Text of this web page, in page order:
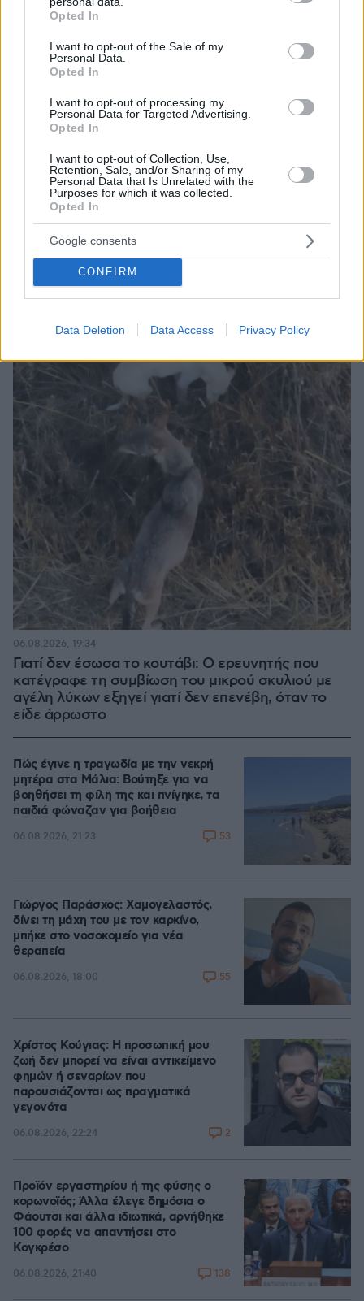
grant or deny consent to Google and its third-party tags to
use your data for below specified purposes in below Google
consent section.
Opted In
I want to opt-out of the Sale of my
Personal Data.
Opted In
I want to opt-out of processing my
Personal Data for Targeted Advertising.
Opted In
I want to opt-out of Collection, Use,
Retention, Sale, and/or Sharing of my
Personal Data that Is Unrelated with the
Purposes for which it was collected.
Opted In
Google consents
CONFIRM
Data Deletion Data Access Privacy Policy
Στη ΓΑΔΑ κρατείται η 46χρονη που κατηγορείται
για την επίθεση στη Marfin, δείτε βίντεο και
φωτογραφίες
06.08.2026, 23:17
Γιατί δεν έσωσα το κουτάβι: Ο ερευνητής που
κατέγραφε τη συμβίωση του μικρού σκυλιού με
αγέλη λύκων εξηγεί γιατί δεν επενέβη, όταν το
είδε άρρωστο
06.08.2026, 19:34
Πώς έγινε η τραγωδία με την νεκρή
μητέρα στα Μάλια: Βούτηξε για να
βοηθήσει τη φίλη της και πνίγηκε, τα
παιδιά φώναζαν για βοήθεια
06.08.2026, 21:23 53
Γιώργος Παράσχος: Χαμογελαστός,
δίνει τη μάχη του με τον καρκίνο,
μπήκε στο νοσοκομείο για νέα
θεραπεία
06.08.2026, 18:00 55
Χρίστος Κούγιας: Η προσωπική μου
ζωή δεν μπορεί να είναι αντικείμενο
φημών ή σεναρίων που
παρουσιάζονται ως πραγματικά
γεγονότα
06.08.2026, 22:24 2
Προϊόν εργαστηρίου ή της φύσης ο
κορωνοϊός; Άλλα έλεγε δημόσια ο
Φάουτσι και άλλα ιδιωτικά, αρνήθηκε
100 φορές να απαντήσει στο
Κογκρέσο
06.08.2026, 21:40 138